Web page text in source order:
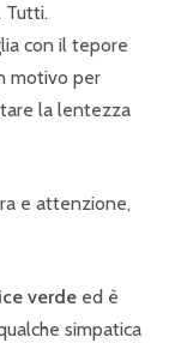
Tutti.
con il tepore
motivo per
la lentezza
e attenzione,
verde ed è
simpatica